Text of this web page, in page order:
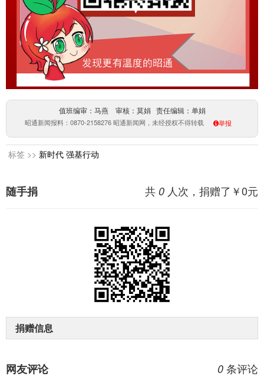
值班编审：马燕 审核：莫娟 责任编辑：单娟
昭通新闻报料：0870-2158276 昭通新闻网，未经授权不得转载 举报
标签 >> 新时代 强基行动
共 0 人次，捐赠了￥0元
随手捐
捐赠信息
0 条评论
网友评论